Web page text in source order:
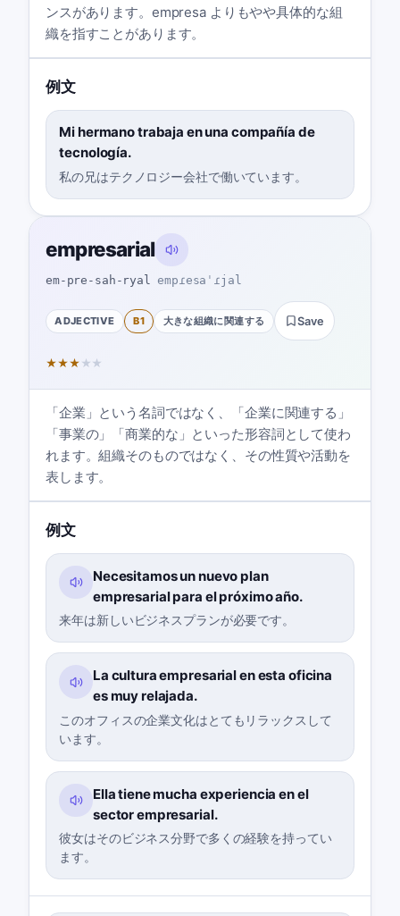
ンスがあります。empresa よりもやや具体的な組
織を指すことがあります。
例文
Mi hermano trabaja en una compañía de
tecnología.
私の兄はテクノロジー会社で働いています。
empresarial
em-pre-sah-ryal empɾesaˈɾjal
ADJECTIVE B1 大きな組織に関連する Save
★★★ ★ ★
「企業」という名詞ではなく、「企業に関連する」
「事業の」「商業的な」といった形容詞として使わ
れます。組織そのものではなく、その性質や活動を
表します。
例文
Necesitamos un nuevo plan
empresarial para el próximo año.
来年は新しいビジネスプランが必要です。
La cultura empresarial en esta oficina
es muy relajada.
このオフィスの企業文化はとてもリラックスして
います。
Ella tiene mucha experiencia en el
sector empresarial.
彼女はそのビジネス分野で多くの経験を持ってい
ます。